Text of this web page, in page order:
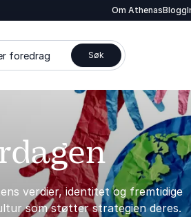
Om AthenasBlogg
foredrag Søk
verdier, identitet og fremtidige
som støtter strategien deres.